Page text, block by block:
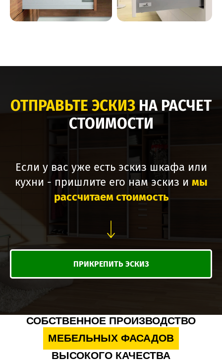
ОТПРАВЬТЕ ЭСКИЗ НА РАСЧЕТ
СТОИМОСТИ
Если у вас уже есть эскиз шкафа или
кухни - пришлите его нам эскиз и мы
рассчитаем стоимость
ПРИКРЕПИТЬ ЭСКИЗ
СОБСТВЕННОЕ ПРОИЗВОДСТВО
МЕБЕЛЬНЫХ ФАСАДОВ
ВЫСОКОГО КАЧЕСТВА